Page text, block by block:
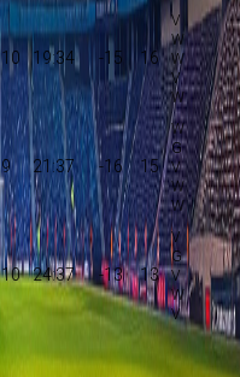
10 19:34 -15 16
9 21:37 -16 15
10 24:37 -13 13